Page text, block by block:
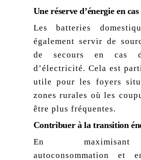
Une réserve d’énergie en
Les batteries
également servir de
de secours en cas
d’électricité. Cela est
utile pour les foyers
zones rurales où les
être plus fréquentes.
Contribuer à la transition
En
autoconsommation et